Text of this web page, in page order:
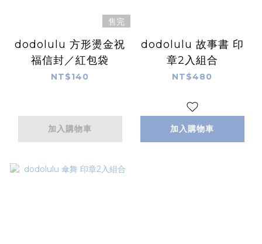
售完
dodolulu 方形燙金祝
福信封／紅包袋
NT$140
加入購物車
dodolulu 故事書 印
章2入組合
NT$480
加入購物車